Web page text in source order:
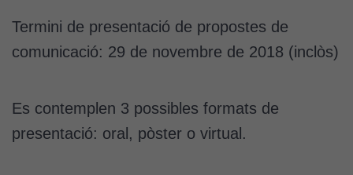
Termini de presentació de propostes de
comunicació: 29 de novembre de 2018 (inclòs)
Es contemplen 3 possibles formats de
presentació: oral, pòster o virtual.